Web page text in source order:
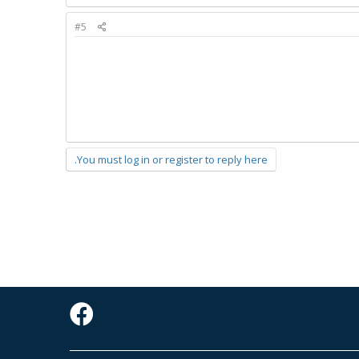
#5
You must log in or register to reply here.